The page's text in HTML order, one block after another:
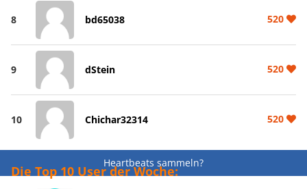
8 bd65038 520
9 dStein 520
10 Chichar32314 520
Heartbeats sammeln?
Die Top 10 User der Woche: